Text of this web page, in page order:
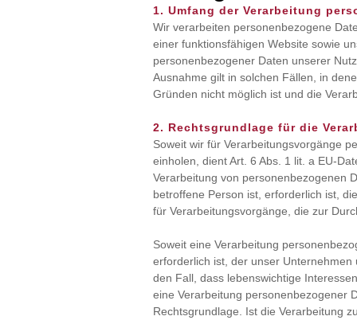
1. Umfang der Verarbeitung
Wir verarbeiten personenbezogene
einer funktionsfähigen Website sowie
personenbezogener Daten unserer
Ausnahme gilt in solchen Fällen, in
Gründen nicht möglich ist und die
2. Rechtsgrundlage für die
Soweit wir für Verarbeitungsvorgänge
einholen, dient Art. 6 Abs. 1 lit. a EU-
Verarbeitung von personenbezogenen
betroffene Person ist, erforderlich ist,
für Verarbeitungsvorgänge, die zur
Soweit eine Verarbeitung
erforderlich ist, der unser Unternehmen
den Fall, dass lebenswichtige
eine Verarbeitung personenbezogener
Rechtsgrundlage. Ist die Verarbeitung